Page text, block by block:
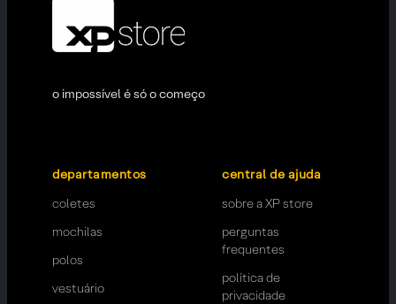
o impossível é só o começo
departamentos
coletes
mochilas
polos
vestuário
central de ajuda
sobre a XP store
perguntas
frequentes
política de
privacidade